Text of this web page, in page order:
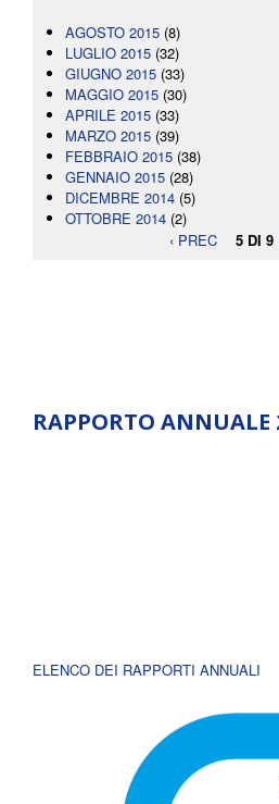
AGOSTO 2015 (8)
LUGLIO 2015 (32)
GIUGNO 2015 (33)
MAGGIO 2015 (30)
APRILE 2015 (33)
MARZO 2015 (39)
FEBBRAIO 2015 (38)
GENNAIO 2015 (28)
DICEMBRE 2014 (5)
OTTOBRE 2014 (2)
‹ PREC
5 DI 9
RAPPORTO ANNUALE
ELENCO DEI RAPPORTI ANNUALI